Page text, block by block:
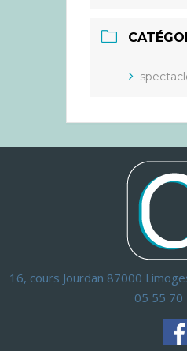
16, cours Jourdan 87000
05 55 70